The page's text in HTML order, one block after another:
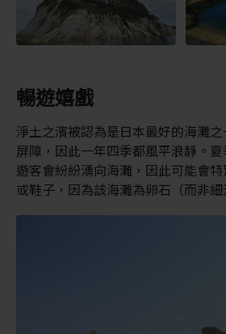
暢遊嬉戲
淨土之濱被認為是日本最好的海灘
屏障，因此一年四季都風平浪靜。
遊客會紛紛湧向海灘，因此可能會
或鞋子，因為該海灘為卵石（而非細